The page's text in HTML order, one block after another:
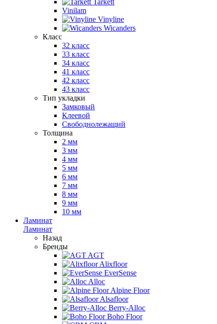
Tarkett
Vinilam
Vinyline
Wicanders
Класс
32 класс
33 класс
34 класс
41 класс
42 класс
43 класс
Тип укладки
Замковый
Клеевой
Свободнолежащий
Толщина
2 мм
3 мм
4 мм
5 мм
6 мм
7 мм
8 мм
9 мм
10 мм
Ламинат
Ламинат
Назад
Бренды
AGT
Alixfloor
EverSense
Alloc
Alpine Floor
Alsafloor
Berry-Alloc
Boho Floor